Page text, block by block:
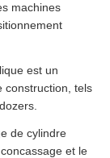
machines
est un
construction, tels
de cylindre
et le